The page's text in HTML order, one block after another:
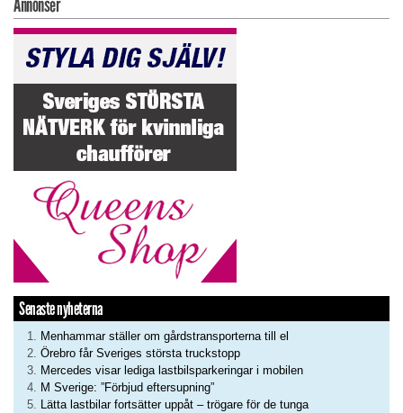
Annonser
Senaste nyheterna
Menhammar ställer om gårdstransporterna till el
Örebro får Sveriges största truckstopp
Mercedes visar lediga lastbilsparkeringar i mobilen
M Sverige: ”Förbjud eftersupning”
Lätta lastbilar fortsätter uppåt – trögare för de tunga